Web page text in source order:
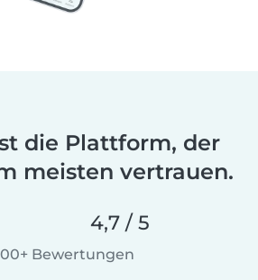
die Plattform, der
meisten vertrauen.
4,7 / 5
Bewertungen